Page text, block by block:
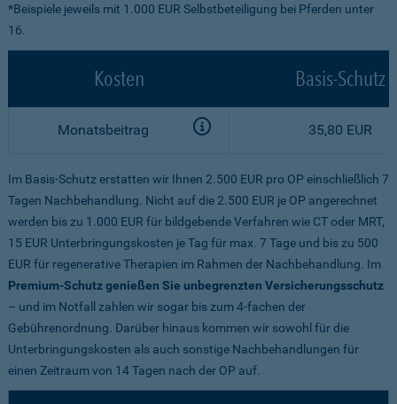
*Beispiele jeweils mit 1.000 EUR Selbstbeteiligung bei Pferden unter
16.
Kosten Basis-Schutz
Monatsbeitrag 35,80 EUR
Im Basis-Schutz erstatten wir Ihnen 2.500 EUR pro OP einschließlich 7
Tagen Nachbehandlung. Nicht auf die 2.500 EUR je OP angerechnet
werden bis zu 1.000 EUR für bildgebende Verfahren wie CT oder MRT,
15 EUR Unterbringungskosten je Tag für max. 7 Tage und bis zu 500
EUR für regenerative Therapien im Rahmen der Nachbehandlung. Im
Premium-Schutz genießen Sie unbegrenzten Versicherungsschutz
– und im Notfall zahlen wir sogar bis zum 4-fachen der
Gebührenordnung. Darüber hinaus kommen wir sowohl für die
Unterbringungskosten als auch sonstige Nachbehandlungen für
einen Zeitraum von 14 Tagen nach der OP auf.